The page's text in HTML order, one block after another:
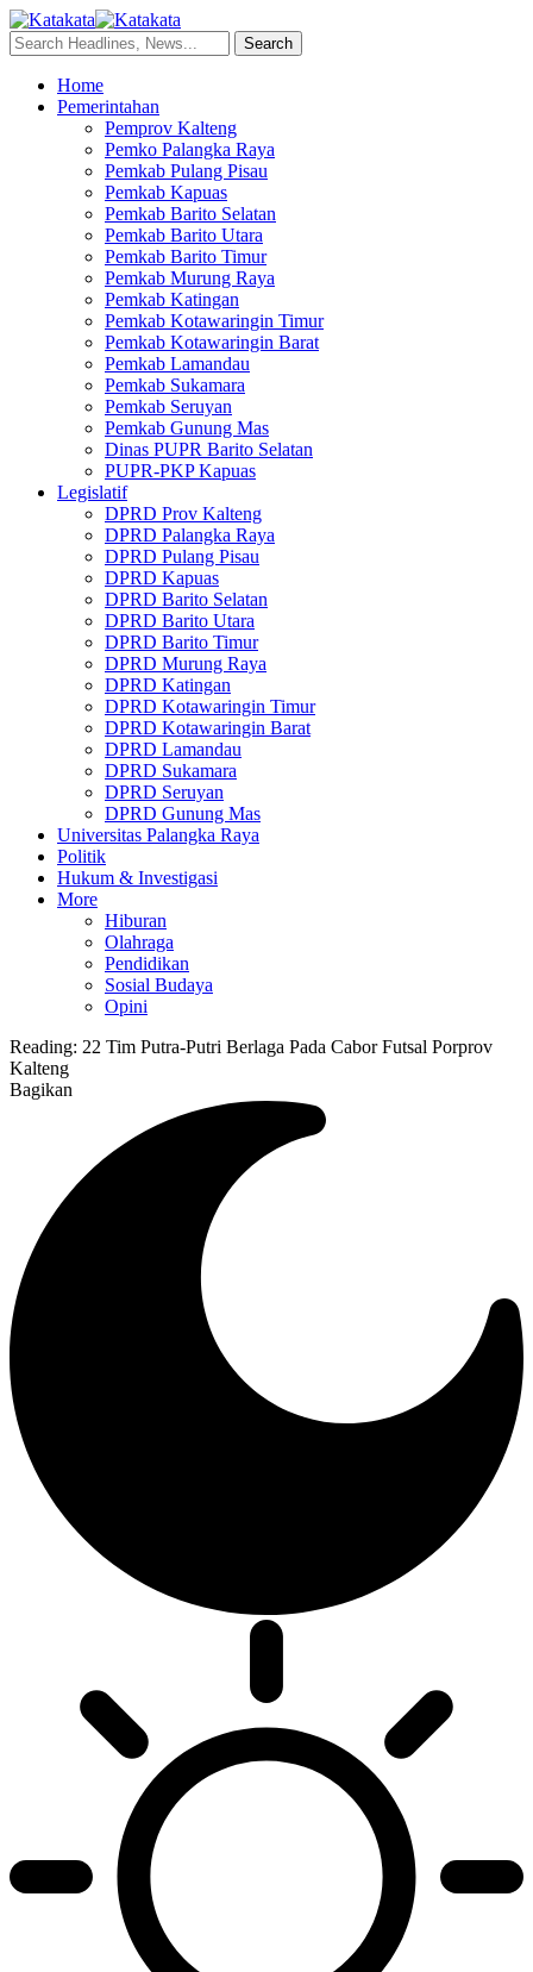
Home
Pemerintahan
Pemprov Kalteng
Pemko Palangka Raya
Pemkab Pulang Pisau
Pemkab Kapuas
Pemkab Barito Selatan
Pemkab Barito Utara
Pemkab Barito Timur
Pemkab Murung Raya
Pemkab Katingan
Pemkab Kotawaringin Timur
Pemkab Kotawaringin Barat
Pemkab Lamandau
Pemkab Sukamara
Pemkab Seruyan
Pemkab Gunung Mas
Dinas PUPR Barito Selatan
PUPR-PKP Kapuas
Legislatif
DPRD Prov Kalteng
DPRD Palangka Raya
DPRD Pulang Pisau
DPRD Kapuas
DPRD Barito Selatan
DPRD Barito Utara
DPRD Barito Timur
DPRD Murung Raya
DPRD Katingan
DPRD Kotawaringin Timur
DPRD Kotawaringin Barat
DPRD Lamandau
DPRD Sukamara
DPRD Seruyan
DPRD Gunung Mas
Universitas Palangka Raya
Politik
Hukum & Investigasi
More
Hiburan
Olahraga
Pendidikan
Sosial Budaya
Opini
Reading: 22 Tim Putra-Putri Berlaga Pada Cabor Futsal Porprov
Kalteng
Bagikan